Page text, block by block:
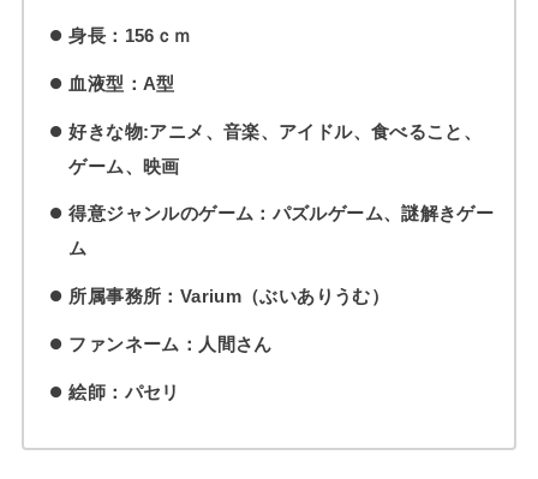
身長：156ｃｍ
血液型：A型
好きな物:アニメ、音楽、アイドル、食べること、
ゲーム、映画
得意ジャンルのゲーム：パズルゲーム、謎解きゲー
ム
所属事務所：Varium（ぶいありうむ）
ファンネーム：人間さん
絵師：パセリ